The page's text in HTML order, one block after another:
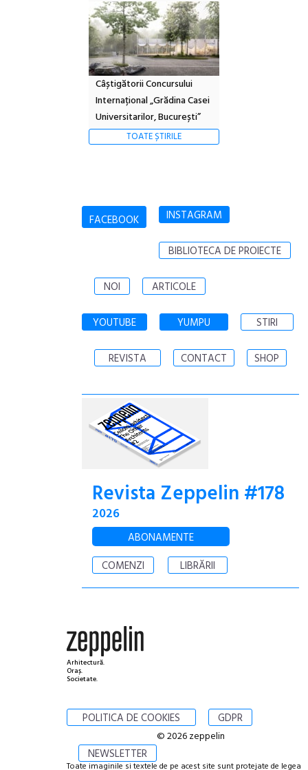
Câștigătorii Concursului
Internațional „Grădina Casei
Universitarilor, București”
TOATE ȘTIRILE
FACEBOOK INSTAGRAM
BIBLIOTECA DE PROIECTE
NOI ARTICOLE
YOUTUBE YUMPU STIRI
REVISTA CONTACT SHOP
Revista Zeppelin #178
2026
ABONAMENTE
COMENZI
LIBRĂRII
Arhitectură.
Oraș.
Societate.
POLITICA DE COOKIES GDPR
NEWSLETTER
© 2026 zeppelin
Toate imaginile si textele de pe acest site sunt protejate de legea